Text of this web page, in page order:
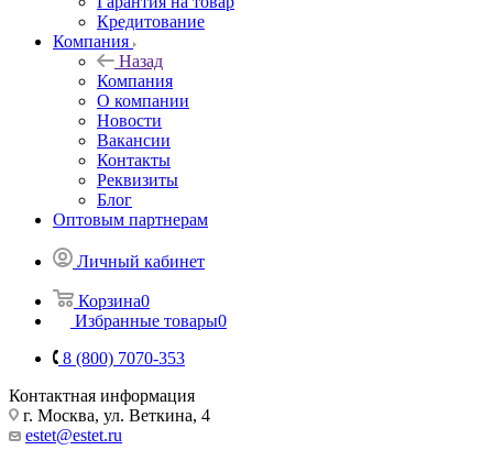
Кредитование
Компания
Назад
Компания
О компании
Новости
Вакансии
Контакты
Реквизиты
Блог
Оптовым партнерам
Личный кабинет
Корзина0
Избранные товары0
8 (800) 7070-353
Контактная информация
г. Москва, ул. Веткина, 4
estet@estet.ru